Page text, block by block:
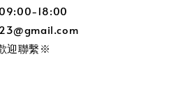
09:00-18:00
迎聯繫※